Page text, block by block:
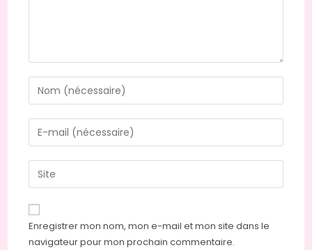
Enter
your
name
or
to
comment
Enter
your
email
address
comment
Saisir
l’URL
de
votre
site
Enregistrer mon nom, mon e-mail et mon site dans le
navigateur pour mon prochain commentaire.